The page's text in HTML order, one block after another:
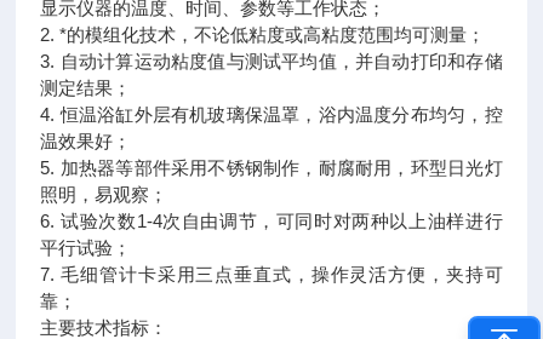
显示仪器的温度、时间、参数等工作状态；
2. *的模组化技术，不论低粘度或高粘度范围均可测量；
3. 自动计算运动粘度值与测试平均值，并自动打印和存储
测定结果；
4. 恒温浴缸外层有机玻璃保温罩，浴内温度分布均匀，控
温效果好；
5. 加热器等部件采用不锈钢制作，耐腐耐用，环型日光灯
照明，易观察；
6. 试验次数1-4次自由调节，可同时对两种以上油样进行
平行试验；
7. 毛细管计卡采用三点垂直式，操作灵活方便，夹持可
靠；
主要技术指标：